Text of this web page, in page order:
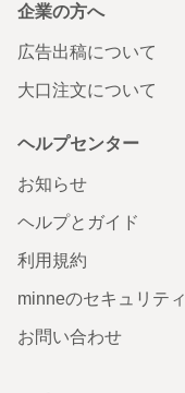
企業の方へ
広告出稿について
大口注文について
ヘルプセンター
お知らせ
ヘルプとガイド
利用規約
minneのセキュリティ
お問い合わせ